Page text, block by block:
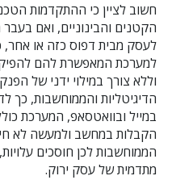
חשוב לציין כי ההתקדמות
הקטנים והבינוניים, ואם
לעסק מבית דפוס כזה או אחר,
למערכת המאפשרת להם
וללא צורך במילוי ידני של
הדיגיטליות והממוחשבות, כך
במייל ובוואטסאפ, המערכת
הקבלות במחשב ולמעשה לא
הממוחשבות לכן חוסכים
מתדמית של עסק ירוק.